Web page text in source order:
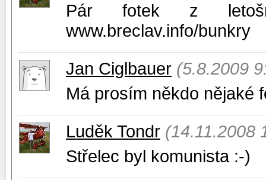
Pár fotek z
www.breclav.info/bunkry
Jan Ciglbauer (5.8.2009
Má prosím někdo nějaké
Luděk Tondr (14.11.2008
Střelec byl komunista :-)